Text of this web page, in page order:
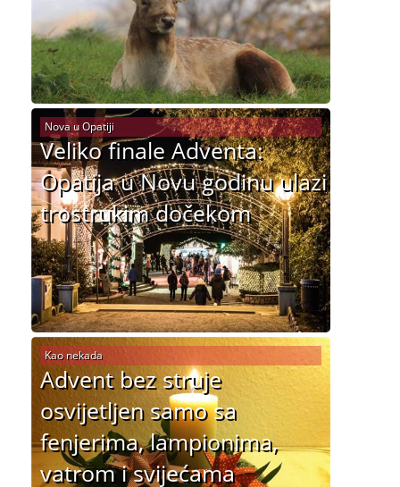
Veliko finale Adventa:
Opatija u Novu godinu ulazi
trostrukim dočekom
Nova u Opatiji
Advent bez struje
osvijetljen samo sa
fenjerima, lampionima,
vatrom i svijećama
Kao nekada